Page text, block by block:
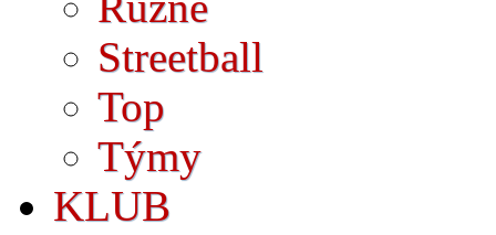
Streetball
Top
Týmy
KLUB